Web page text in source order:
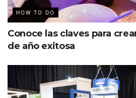
mentor dispuesto a acompañar de
y emprendedores – a lo largo de
2023 que se decidió a terminarlo
HOW TO DO
Conoce las claves para
de año exitosa